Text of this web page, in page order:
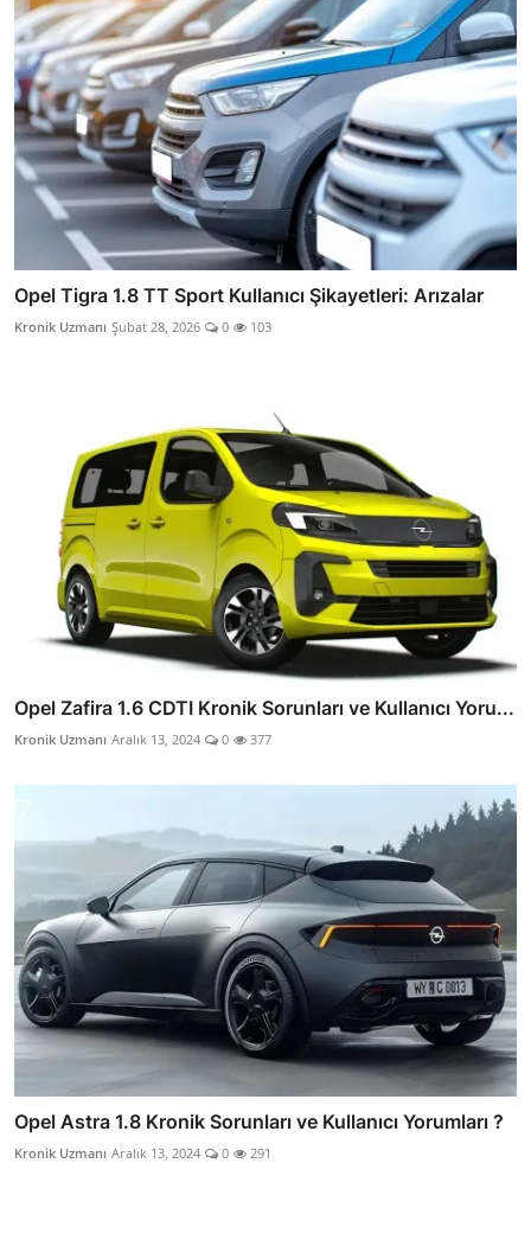
Opel Tigra 1.8 TT Sport Kullanıcı Şikayetleri: Arızalar
Kronik Uzmanı Şubat 28, 2026 0 103
Opel Zafira 1.6 CDTI Kronik Sorunları ve Kullanıcı Yoru...
Kronik Uzmanı Aralık 13, 2024 0 377
Opel Astra 1.8 Kronik Sorunları ve Kullanıcı Yorumları ?
Kronik Uzmanı Aralık 13, 2024 0 291